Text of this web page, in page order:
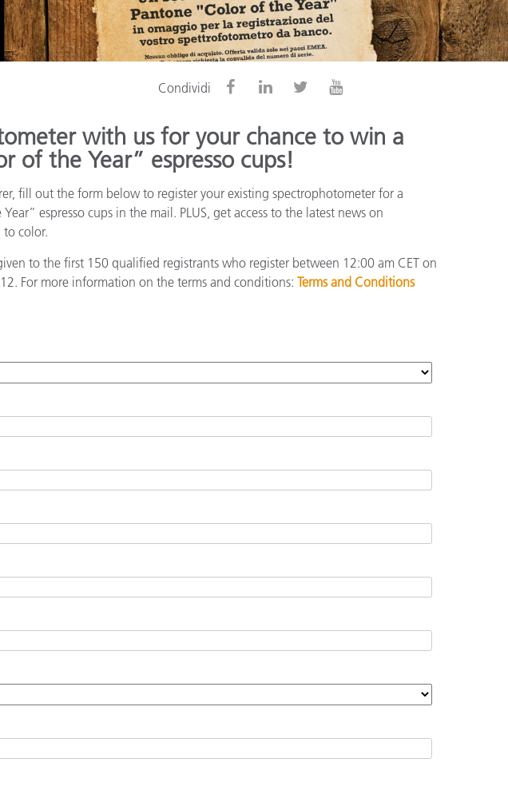
Carta
per l’edilizia
Condividi
with us for your chance to win a
of the Year” espresso cups!
fill out the form below to register your existing spectrophotometer for a
espresso cups in the mail. PLUS, get access to the latest news on
to color.
to the first 150 qualified registrants who register between 12:00 am CET on
For more information on the terms and conditions: Terms and Conditions